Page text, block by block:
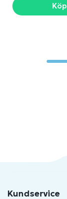
Köp
Kundservice